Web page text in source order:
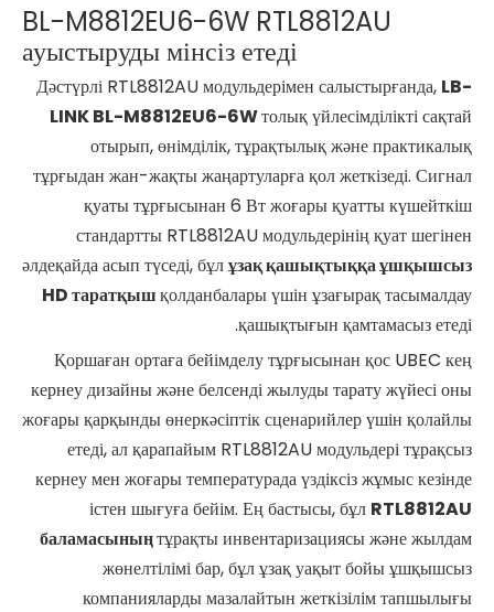
BL-M8812EU6-6W RTL8812AU
ауыстыруды мінсіз етеді
Дәстүрлі RTL8812AU модульдерімен салыстырғанда, LB-
LINK BL-M8812EU6-6Wтолық үйлесімділікті сақтай
отырып, өнімділік, тұрақтылық және практикалық
тұрғыдан жан-жақты жаңартуларға қол жеткізеді. Сигнал
қуаты тұрғысынан 6 Вт жоғары қуатты күшейткіш
стандартты RTL8812AU модульдерінің қуат шегінен
әлдеқайда асып түседі, бұлұзақ қашықтыққа ұшқышсыз
HD таратқышқолданбалары үшін ұзағырақ тасымалдау
қашықтығын қамтамасыз етеді.
Қоршаған ортаға бейімделу тұрғысынан қос UBEC кең
кернеу дизайны және белсенді жылуды тарату жүйесі оны
жоғары қарқынды өнеркәсіптік сценарийлер үшін қолайлы
етеді, ал қарапайым RTL8812AU модульдері тұрақсыз
кернеу мен жоғары температурада үздіксіз жұмыс кезінде
істен шығуға бейім. Ең бастысы, бұл RTL8812AU
баламасыныңтұрақты инвентаризациясы және жылдам
жөнелтілімі бар, бұл ұзақ уақыт бойы ұшқышсыз
компанияларды мазалайтын жеткізілім тапшылығы